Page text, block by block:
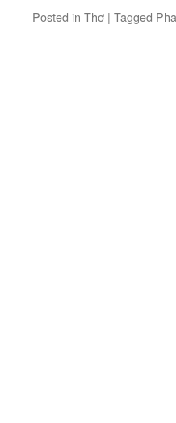
Posted in Thơ | Tagged